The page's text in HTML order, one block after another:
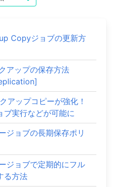
Copyジョブの更新方
アップの保存方法
アップコピーが強化！
ブ実行などが可能に
ジョブの長期保存ポリ
ジョブで定期的にフル
る方法